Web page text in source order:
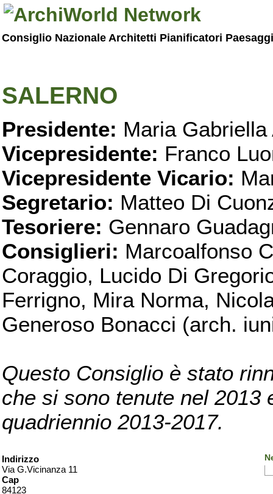
Consiglio Nazionale Architetti Pianificatori
SALERNO
Presidente: Maria Gabriella
Vicepresidente: Franco
Vicepresidente Vicario:
Segretario: Matteo Di
Tesoriere: Gennaro
Consiglieri: Marcoalfonso
Coraggio, Lucido Di
Ferrigno, Mira Norma,
Generoso Bonacci (arch.
Questo Consiglio è stato
che si sono tenute nel 2013
quadriennio 2013-2017.
Indirizzo
Via G.Vicinanza 11
Cap
84123